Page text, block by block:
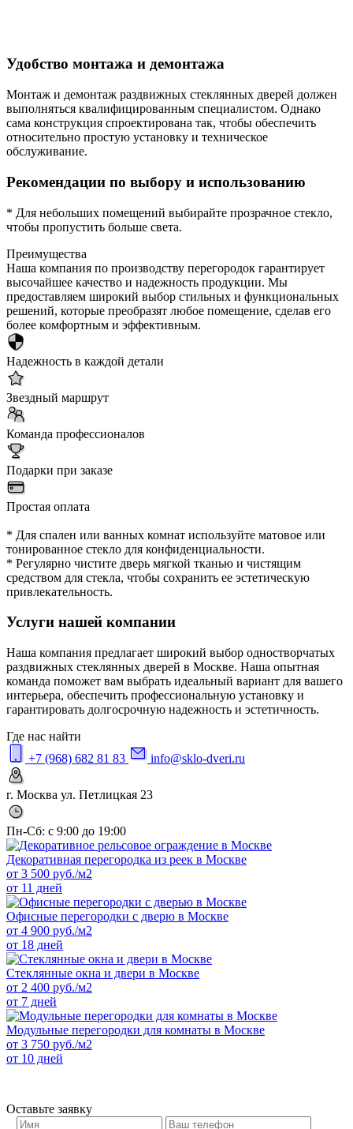
Удобство монтажа и демонтажа
Монтаж и демонтаж раздвижных стеклянных дверей должен
выполняться квалифицированным специалистом. Однако
сама конструкция спроектирована так, чтобы обеспечить
относительно простую установку и техническое
обслуживание.
Рекомендации по выбору и использованию
* Для небольших помещений выбирайте прозрачное стекло,
чтобы пропустить больше света.
Преимущества
Наша компания по производству перегородок гарантирует
высочайшее качество и надежность продукции. Мы
предоставляем широкий выбор стильных и функциональных
решений, которые преобразят любое помещение, сделав его
более комфортным и эффективным.
Надежность в каждой детали
Звездный маршрут
Команда профессионалов
Подарки при заказе
Простая оплата
* Для спален или ванных комнат используйте матовое или
тонированное стекло для конфиденциальности.
* Регулярно чистите дверь мягкой тканью и чистящим
средством для стекла, чтобы сохранить ее эстетическую
привлекательность.
Услуги нашей компании
Наша компания предлагает широкий выбор одностворчатых
раздвижных стеклянных дверей в Москве. Наша опытная
команда поможет вам выбрать идеальный вариант для вашего
интерьера, обеспечить профессиональную установку и
гарантировать долгосрочную надежность и эстетичность.
Где нас найти
+7 (968) 682 81 83
info@sklo-dveri.ru
г. Москва ул. Петлицкая 23
Пн-Сб: с 9:00 до 19:00
Декоративная перегородка из реек в Москве
от 3 500 руб./м2
от 11 дней
Офисные перегородки с дверю в Москве
от 4 900 руб./м2
от 18 дней
Стеклянные окна и двери в Москве
от 2 400 руб./м2
от 7 дней
Модульные перегородки для комнаты в Москве
от 3 750 руб./м2
от 10 дней
Оставьте заявку